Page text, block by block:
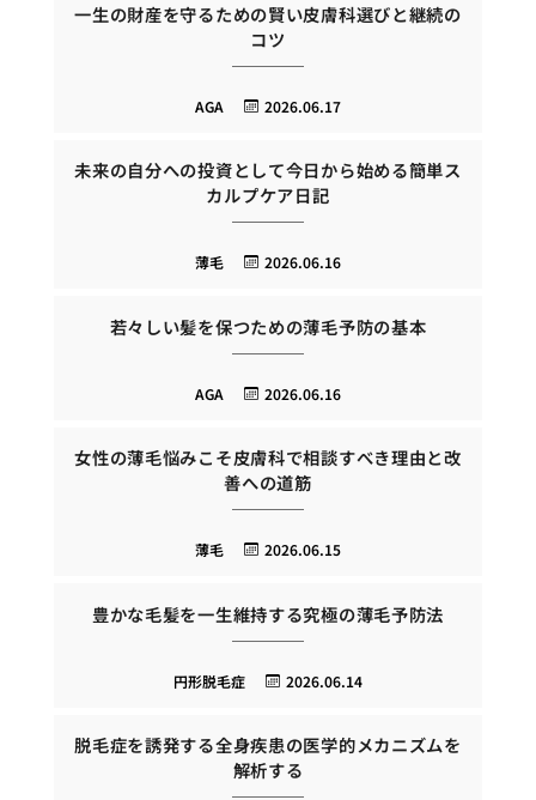
一生の財産を守るための賢い皮膚科選びと継続の
コツ
2026.06.17
AGA
未来の自分への投資として今日から始める簡単ス
カルプケア日記
2026.06.16
薄毛
若々しい髪を保つための薄毛予防の基本
2026.06.16
AGA
女性の薄毛悩みこそ皮膚科で相談すべき理由と改
善への道筋
2026.06.15
薄毛
豊かな毛髪を一生維持する究極の薄毛予防法
2026.06.14
円形脱毛症
脱毛症を誘発する全身疾患の医学的メカニズムを
解析する